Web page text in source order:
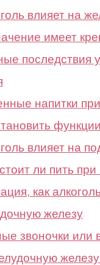
влияет на
имеет
последствия
напитки
влияет на
ли пить при
как
железу
звоночки или